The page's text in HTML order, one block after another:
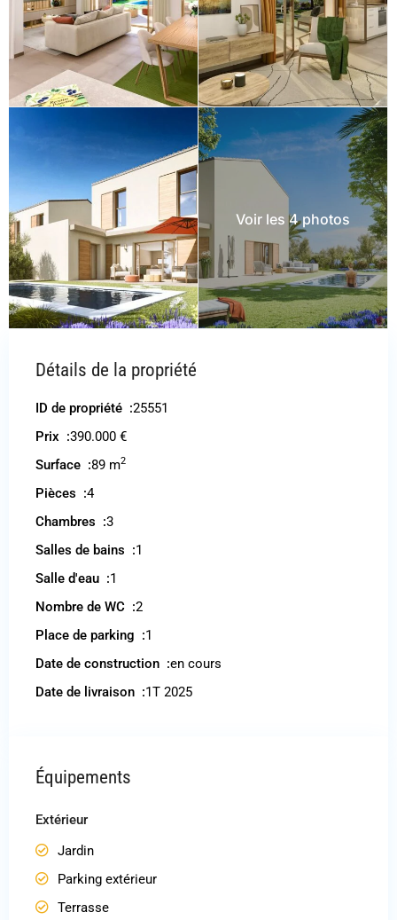
Voir les 4 photos
Détails de la propriété
ID de propriété :25551
Prix :390.000 €
Surface :89 m2
Pièces :4
Chambres :3
Salles de bains :1
Salle d'eau :1
Nombre de WC :2
Place de parking :1
Date de construction :en cours
Date de livraison :1T 2025
Équipements
Extérieur
Jardin
Parking extérieur
Terrasse